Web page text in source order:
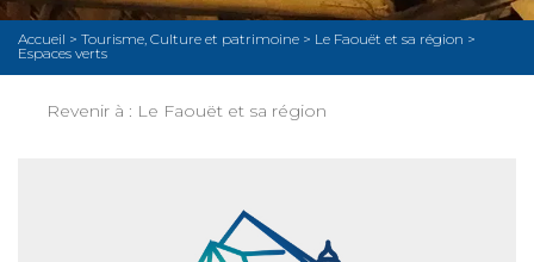
Accueil > Tourisme, Culture et patrimoine > Le Faouët et sa région >
Espaces verts
Revenir à : Le Faouët et sa région